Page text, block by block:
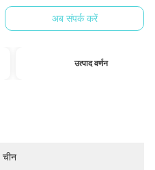
अब संपर्क करें
उत्पाद वर्णन
चीन